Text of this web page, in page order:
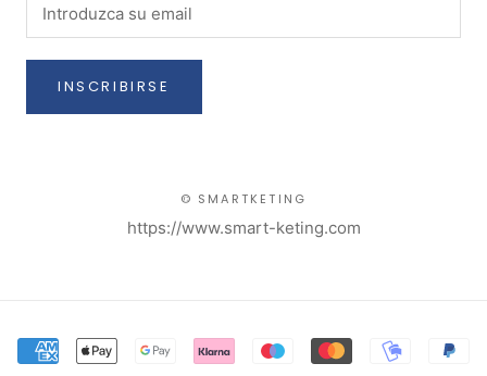
INSCRIBIRSE
© SMARTKETING
https://www.smart-keting.com